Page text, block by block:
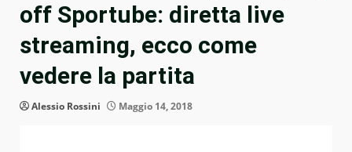
off Sportube: diretta live
streaming, ecco come
vedere la partita
Alessio Rossini Maggio 14, 2018